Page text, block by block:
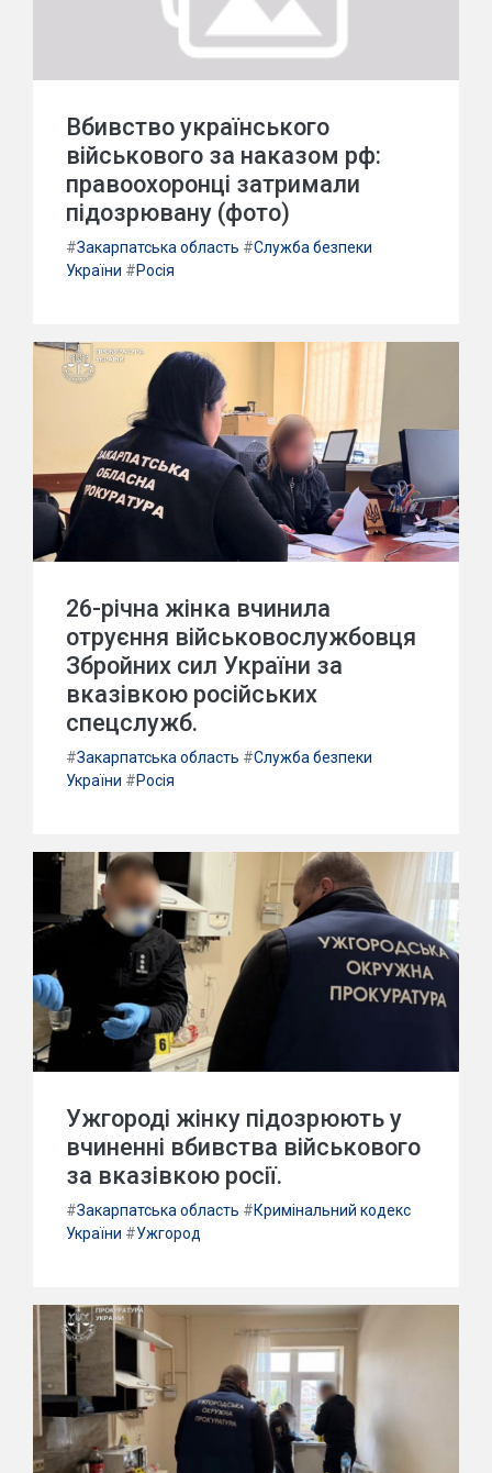
Вбивство українського
військового за наказом рф:
правоохоронці затримали
підозрювану (фото)
#Закарпатська область #Служба безпеки
України #Росія
26-річна жінка вчинила
отруєння військовослужбовця
Збройних сил України за
вказівкою російських
спецслужб.
#Закарпатська область #Служба безпеки
України #Росія
Ужгороді жінку підозрюють у
вчиненні вбивства військового
за вказівкою росії.
#Закарпатська область #Кримінальний кодекс
України #Ужгород